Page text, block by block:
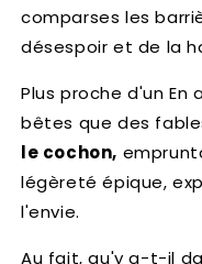
comparses les
désespoir et de la
Plus proche d'un
bêtes que des
le cochon,
légèreté épique,
l'envie.
Au fait, qu'y a-t-il